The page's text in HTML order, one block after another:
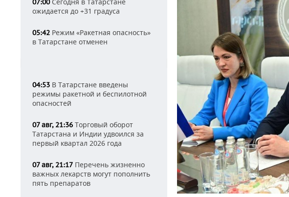
07:00
ожидается до +31 градуса
05:42 Режим «Ракетная опасность»
в Татарстане отменен
04:53 В Татарстане введены
режимы ракетной и беспилотной
опасностей
07 авг, 21:36 Торговый оборот
Татарстана и Индии удвоился за
первый квартал 2026 года
07 авг, 21:17 Перечень жизненно
важных лекарств могут пополнить
пять препаратов